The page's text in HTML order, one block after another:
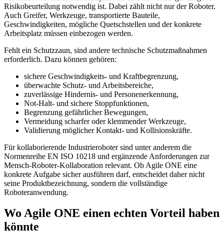
Risikobeurteilung notwendig ist. Dabei zählt nicht nur der Roboter.
Auch Greifer, Werkzeuge, transportierte Bauteile,
Geschwindigkeiten, mögliche Quetschstellen und der konkrete
Arbeitsplatz müssen einbezogen werden.
Fehlt ein Schutzzaun, sind andere technische Schutzmaßnahmen
erforderlich. Dazu können gehören:
sichere Geschwindigkeits- und Kraftbegrenzung,
überwachte Schutz- und Arbeitsbereiche,
zuverlässige Hindernis- und Personenerkennung,
Not-Halt- und sichere Stoppfunktionen,
Begrenzung gefährlicher Bewegungen,
Vermeidung scharfer oder klemmender Werkzeuge,
Validierung möglicher Kontakt- und Kollisionskräfte.
Für kollaborierende Industrieroboter sind unter anderem die
Normenreihe EN ISO 10218 und ergänzende Anforderungen zur
Mensch-Roboter-Kollaboration relevant. Ob Agile ONE eine
konkrete Aufgabe sicher ausführen darf, entscheidet daher nicht
seine Produktbezeichnung, sondern die vollständige
Roboteranwendung.
Wo Agile ONE einen echten Vorteil haben
könnte